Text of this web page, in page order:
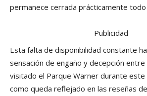
permanece cerrada prácticamente todo
Publicidad
Esta falta de disponibilidad constante
sensación de engaño y decepción entre
visitado el Parque Warner durante
como queda reflejado en las reseñas